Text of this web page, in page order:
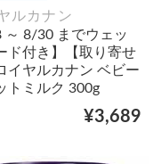
ルカナン
～ 8/30 までウェッ
ド付き】【取り寄せ
イヤルカナン ベビー
トミルク 300g
¥3,689